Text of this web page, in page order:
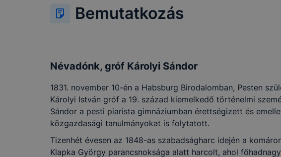
Bemutatkozás
Névadónk, gróf Károlyi Sándor
1831. november 10-én a Habsburg Birodalomban, Pesten
Károlyi István gróf a 19. század kiemelkedő történelmi
Sándor a pesti piarista gimnáziumban érettségizett és
közgazdasági tanulmányokat is folytatott.
Tizenhét évesen az 1848-as szabadságharc idején a
Klapka György parancsnoksága alatt harcolt, ahol